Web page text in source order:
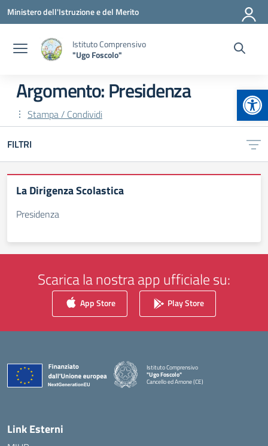
Vai ai contenuti
Vai al menu di navigazione
Vai al footer
Ministero dell'Istruzione e del Merito
Istituto Comprensivo
"Ugo Foscolo"
Argomento: Presidenza
Stampa / Condividi
FILTRI
La Dirigenza Scolastica
Presidenza
Scarica la nostra app ufficiale su:
App Store Play Store
Istituto Comprensivo
"Ugo Foscolo"
Cancello ed Arnone (CE)
Link Esterni